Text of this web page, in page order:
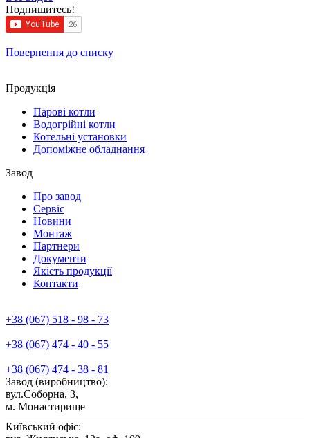
Подпишитесь!
Повернення до списку
Продукцiя
Парові котли
Водогрійні котли
Котельні установки
Допоміжне обладнання
Завод
Про завод
Сервiс
Новини
Монтаж
Партнери
Документи
Якiсть продукції
Контакти
+38 (067) 518 - 98 - 73
+38 (067) 474 - 40 - 55
+38 (067) 474 - 38 - 81
Завод (виробництво):
вул.Соборна, 3,
м. Монастирище
Київський офіс: